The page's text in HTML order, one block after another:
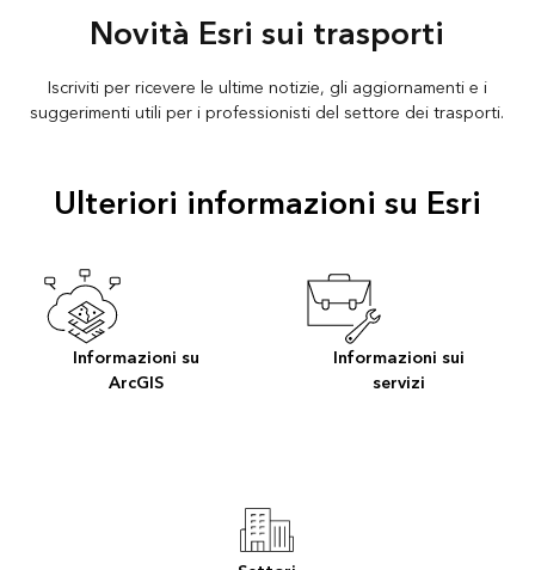
Novità Esri sui trasporti
Iscriviti per ricevere le ultime notizie, gli aggiornamenti e i
suggerimenti utili per i professionisti del settore dei trasporti.
Ulteriori informazioni su Esri
Informazioni su
ArcGIS
Informazioni sui
servizi